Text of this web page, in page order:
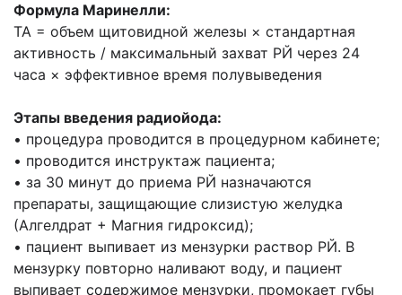
Формула Маринелли:
ТА = объем щитовидной железы × стандартная
активность / максимальный захват РЙ через 24
часа × эффективное время полувыведения
Этапы введения радиойода:
• процедура проводится в процедурном кабинете;
• проводится инструктаж пациента;
• за 30 минут до приема РЙ назначаются
препараты, защищающие слизистую желудка
(Алгелдрат + Магния гидроксид);
• пациент выпивает из мензурки раствор РЙ. В
мензурку повторно наливают воду, и пациент
выпивает содержимое мензурки, промокает губы